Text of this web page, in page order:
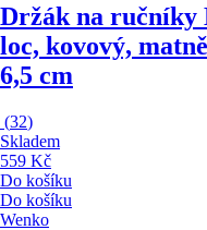
Držák na ručníky
loc, kovový,
6,5 cm
(32)
Skladem
559 Kč
Do košíku
Do košíku
Wenko